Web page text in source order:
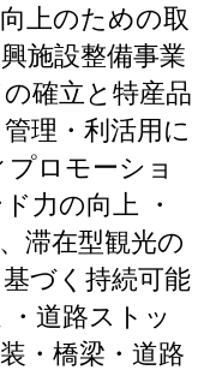
上のための取
施設整備事業
確立と特産品
理・利活用に
ロモーショ
力の向上 ・
滞在型観光の
づく持続可能
道路ストッ
・橋梁・道路